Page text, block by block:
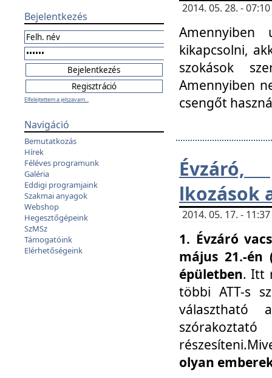
Bejelentkezés
Elfelejtettem a jelszavam...
Navigáció
Bemutatkozás
Hírek
Féléves programunk
Galéria
Eddigi programjaink
Szakmai anyagok
Webshop
Hegesztőgépeink
SzMSz
Támogatóink
Elérhetőségeink
2014. 05. 28. -
kikapcsolni,
szokások
Amennyiben
csengőt
Évzáró,
lkozások
2014. 05. 17. -
1. Évzáró
május 21.-én
épületben. Itt
többi ATT-s
választható
olyan